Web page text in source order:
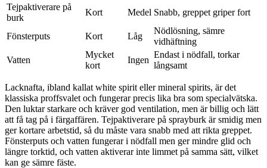
Tejpaktiverare på
burk
Kort Medel Snabb, greppet griper fort
Fönsterputs Kort Låg
Nödlösning, sämre
vidhäftning
Vatten
Mycket
kort
Ingen
Endast i nödfall, torkar
långsamt
Lacknafta, ibland kallat white spirit eller mineral spirits, är det
klassiska proffsvalet och fungerar precis lika bra som specialvätska.
Den luktar starkare och kräver god ventilation, men är billig och lätt
att få tag på i färgaffären. Tejpaktiverare på sprayburk är smidig men
ger kortare arbetstid, så du måste vara snabb med att rikta greppet.
Fönsterputs och vatten fungerar i nödfall men ger mindre glid och
längre torktid, och vatten aktiverar inte limmet på samma sätt, vilket
kan ge sämre fäste.